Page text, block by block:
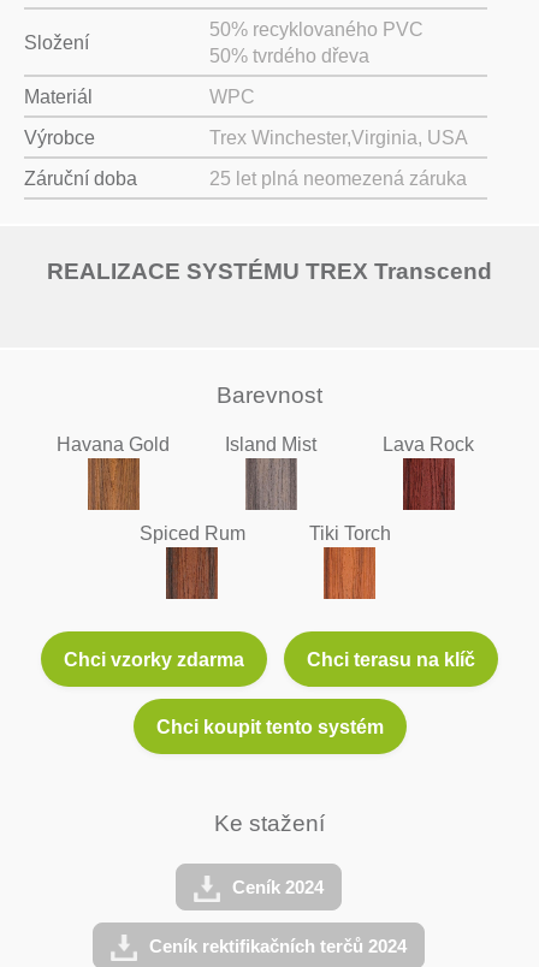
Složení
50% recyklovaného PVC
50% tvrdého dřeva
Materiál
WPC
Výrobce
Trex Winchester,Virginia, USA
Záruční doba
25 let plná neomezená záruka
REALIZACE SYSTÉMU TREX Transcend
Barevnost
Havana Gold Island Mist Lava Rock
Spiced Rum Tiki Torch
Chci vzorky zdarma Chci terasu na klíč
Chci koupit tento systém
Ke stažení
Ceník 2024
Ceník rektifikačních terčů 2024